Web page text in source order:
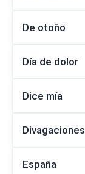
De otoño
Día de dolor
Dice mía
Divagaciones
España